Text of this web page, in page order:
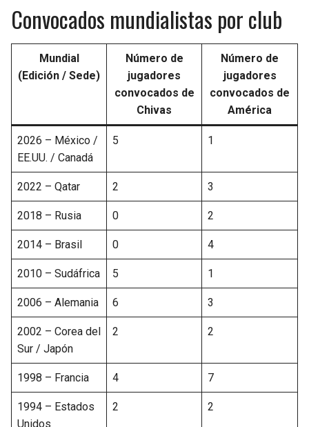
Convocados mundialistas por club
Mundial
(Edición / Sede)
Número de
jugadores
convocados de
Chivas
Número de
jugadores
convocados de
América
2026 – México /
EE.UU. / Canadá
5 1
2022 – Qatar 2 3
2018 – Rusia 0 2
2014 – Brasil 0 4
2010 – Sudáfrica 5 1
2006 – Alemania 6 3
2002 – Corea del
Sur / Japón
2 2
1998 – Francia 4 7
1994 – Estados
Unidos
2 2